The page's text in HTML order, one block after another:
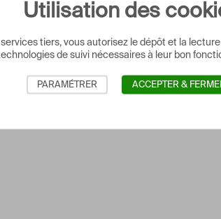
Utilisation des
tiers, vous autorisez le dépôt et la
de suivi nécessaires à leur bon
PARAMÉTRER ACCEPTER &